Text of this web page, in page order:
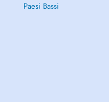
Paesi Bassi